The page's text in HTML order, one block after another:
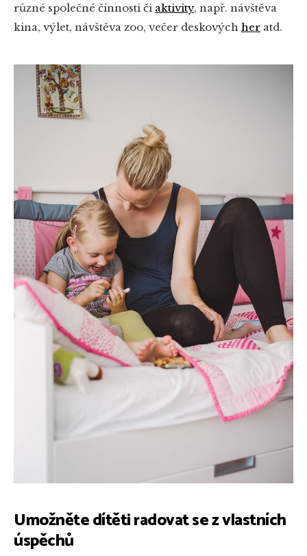
různé společné činnosti či aktivity, např. návštěva
kina, výlet, návštěva zoo, večer deskových her atd.
Umožněte dítěti radovat se z vlastních
úspěchů